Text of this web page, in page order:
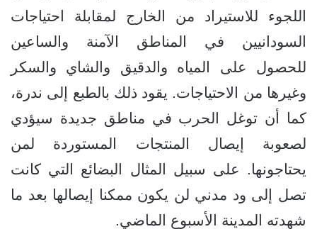
اللجوء للاستيراد من الخارج لمقابلة احتياجات
السودانيين في المناطق الآمنة والساعين
للحصول على المياه والدقيق والشاي والسكر
وغيرها من الاحتياجات. يقود ذلك بالطبع إلى ندرة،
كما أن توغل الحرب في مناطق جديدة سيؤدي
لصعوبة إيصال المنتجات المستوردة لمن
يحتاجونها. على سبيل المثال البضائع التي كانت
تصل إلى ود مدني لن يكون ممكنا إيصالها بعد ما
شهدته المدينة الأسبوع الماضي.